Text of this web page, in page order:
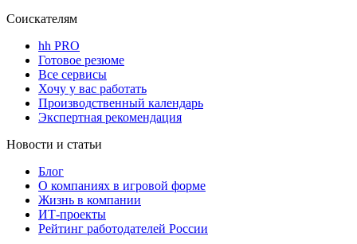
Соискателям
hh PRO
Готовое резюме
Все сервисы
Хочу у вас работать
Производственный календарь
Экспертная рекомендация
Новости и статьи
Блог
О компаниях в игровой форме
Жизнь в компании
ИТ-проекты
Рейтинг работодателей России